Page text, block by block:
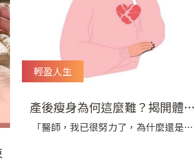
輕盈人生
產後瘦身為何這麼難？揭開體重
停滯的真相
「醫師，我已很努力了，為什麼還是瘦